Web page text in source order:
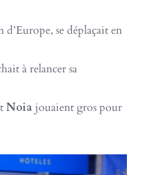
d’Europe, se déplaçait en
à relancer sa
Noia jouaient gros pour